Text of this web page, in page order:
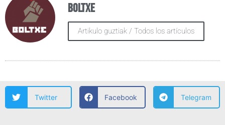
Boltxe
Artikulo guztiak / Todos los artículos
Twitter Facebook Telegram